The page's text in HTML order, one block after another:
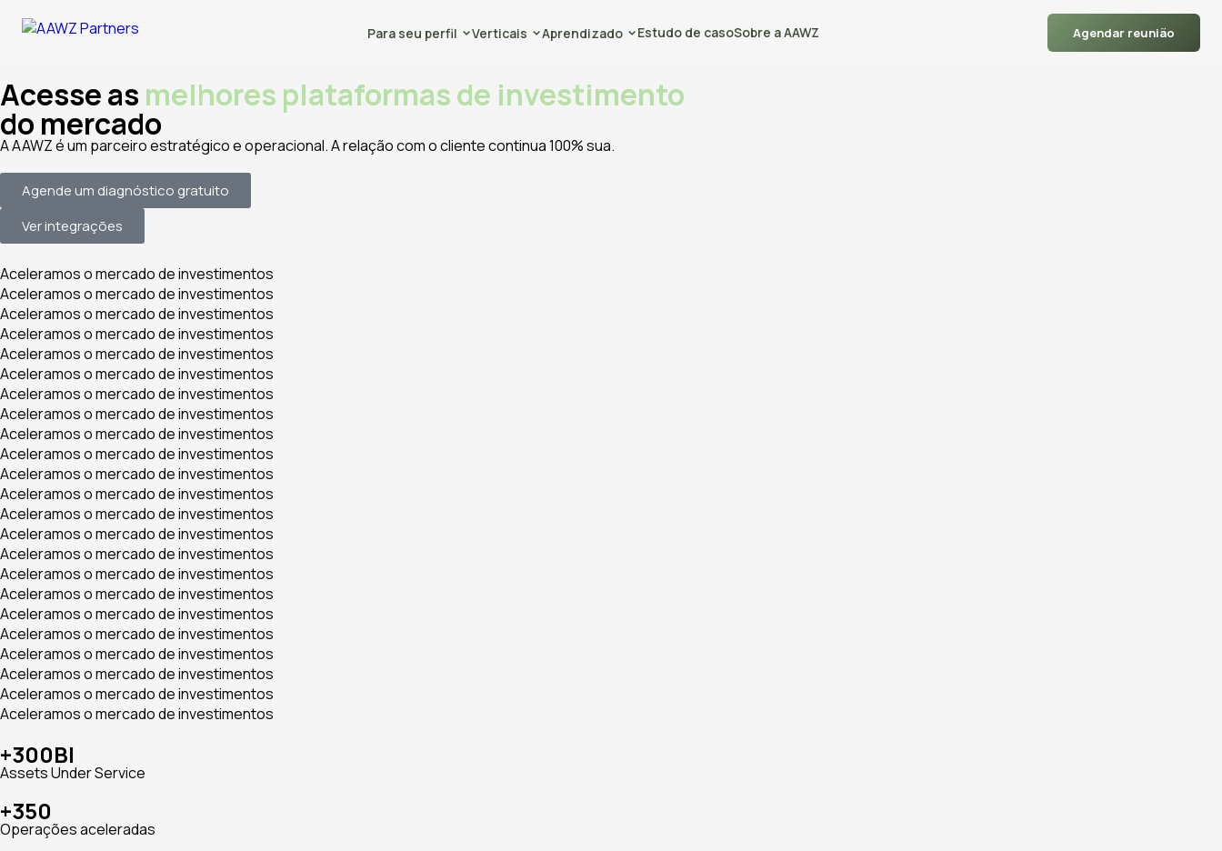
Para seu perfil Verticais Aprendizado Estudo de casoSobre a AAWZ Agendar reunião
Acesse as melhores plataformas de investimento
do mercado
A AAWZ é um parceiro estratégico e operacional. A relação com o cliente continua 100% sua.
Agende um diagnóstico gratuito
Ver integrações
Aceleramos o mercado de investimentos
Aceleramos o mercado de investimentos
Aceleramos o mercado de investimentos
Aceleramos o mercado de investimentos
Aceleramos o mercado de investimentos
Aceleramos o mercado de investimentos
Aceleramos o mercado de investimentos
Aceleramos o mercado de investimentos
Aceleramos o mercado de investimentos
Aceleramos o mercado de investimentos
Aceleramos o mercado de investimentos
Aceleramos o mercado de investimentos
Aceleramos o mercado de investimentos
Aceleramos o mercado de investimentos
Aceleramos o mercado de investimentos
Aceleramos o mercado de investimentos
Aceleramos o mercado de investimentos
Aceleramos o mercado de investimentos
Aceleramos o mercado de investimentos
Aceleramos o mercado de investimentos
Aceleramos o mercado de investimentos
Aceleramos o mercado de investimentos
Aceleramos o mercado de investimentos
+300BI
Assets Under Service
+350
Operações aceleradas